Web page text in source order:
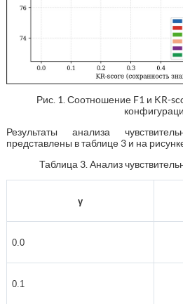
Рис. 1. Соотношение F1 и KR-
Результаты анализа
представлены в таблице 3 и на
Таблица 3. Анализ
γ
0.0
0.1